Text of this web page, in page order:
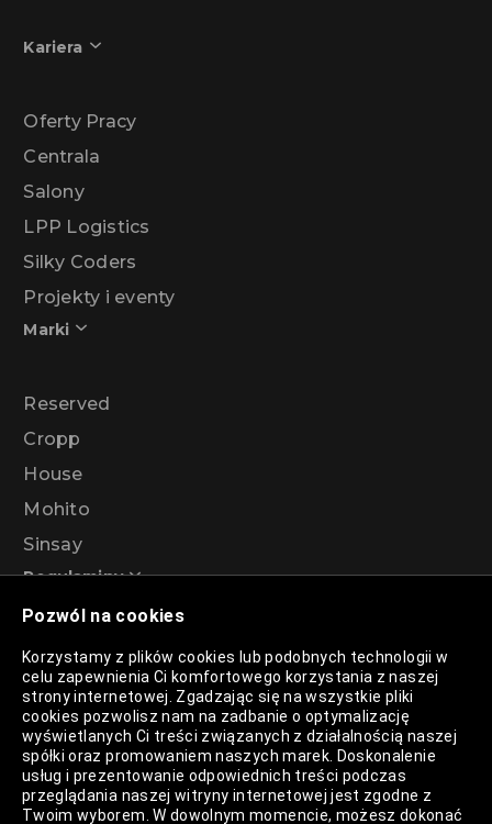
Pozwól na cookies
Korzystamy z plików cookies lub podobnych technologii w
celu zapewnienia Ci komfortowego korzystania z naszej
strony internetowej. Zgadzając się na wszystkie pliki
cookies pozwolisz nam na zadbanie o optymalizację
wyświetlanych Ci treści związanych z działalnością naszej
spółki oraz promowaniem naszych marek. Doskonalenie
usług i prezentowanie odpowiednich treści podczas
przeglądania naszej witryny internetowej jest zgodne z
Twoim wyborem. W dowolnym momencie, możesz dokonać
Kariera
Oferty Pracy
Centrala
Salony
LPP Logistics
Silky Coders
Projekty i eventy
Marki
Reserved
Cropp
House
Mohito
Sinsay
Regulaminy
Regulamin akcji promocyjnej – Program
rabatowy 99%
Polityka Prywatności
Polityka Plików Cookies